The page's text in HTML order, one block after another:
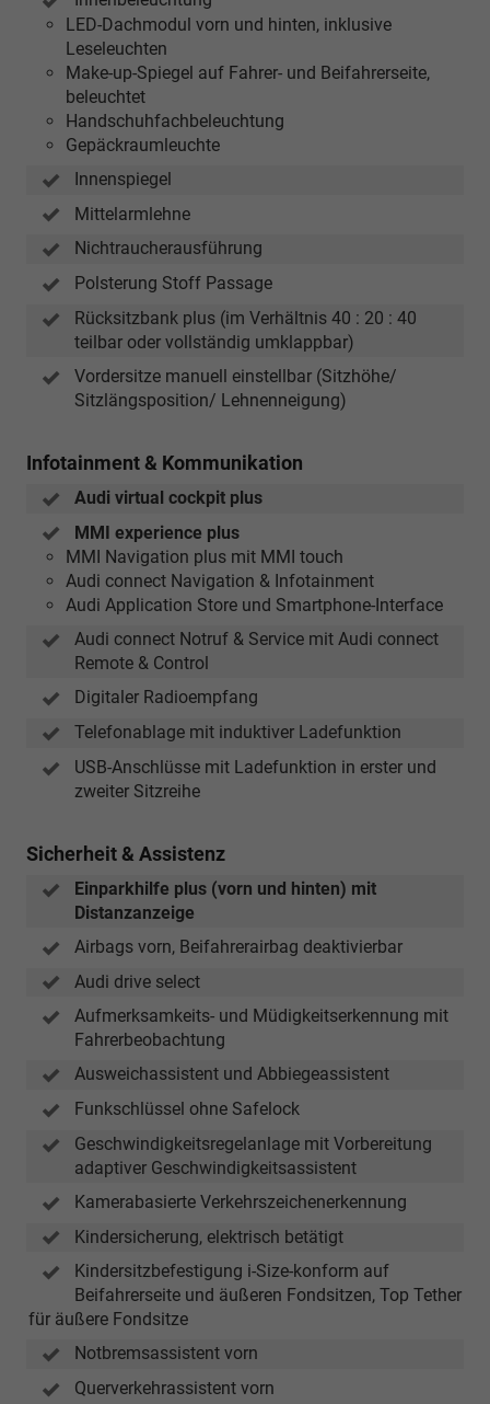
LED-Dachmodul vorn und hinten, inklusive
Leseleuchten
Make-up-Spiegel auf Fahrer- und Beifahrerseite,
beleuchtet
Handschuhfachbeleuchtung
Gepäckraumleuchte
Innenspiegel
Mittelarmlehne
Nichtraucherausführung
Polsterung Stoff Passage
Rücksitzbank plus (im Verhältnis 40 : 20 : 40
teilbar oder vollständig umklappbar)
Vordersitze manuell einstellbar (Sitzhöhe/
Sitzlängsposition/ Lehnenneigung)
Infotainment & Kommunikation
Audi virtual cockpit plus
MMI experience plus
MMI Navigation plus mit MMI touch
Audi connect Navigation & Infotainment
Audi Application Store und Smartphone-Interface
Audi connect Notruf & Service mit Audi connect
Remote & Control
Digitaler Radioempfang
Telefonablage mit induktiver Ladefunktion
USB-Anschlüsse mit Ladefunktion in erster und
zweiter Sitzreihe
Sicherheit & Assistenz
Einparkhilfe plus (vorn und hinten) mit
Distanzanzeige
Airbags vorn, Beifahrerairbag deaktivierbar
Audi drive select
Aufmerksamkeits- und Müdigkeitserkennung mit
Fahrerbeobachtung
Ausweichassistent und Abbiegeassistent
Funkschlüssel ohne Safelock
Geschwindigkeitsregelanlage mit Vorbereitung
adaptiver Geschwindigkeitsassistent
Kamerabasierte Verkehrszeichenerkennung
Kindersicherung, elektrisch betätigt
Kindersitzbefestigung i-Size-konform auf
Beifahrerseite und äußeren Fondsitzen, Top Tether
für äußere Fondsitze
Notbremsassistent vorn
Querverkehrassistent vorn